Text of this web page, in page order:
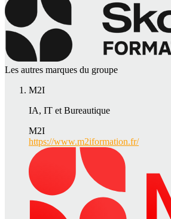
Les autres marques du groupe
M2I
IA, IT et Bureautique
M2I
https://www.m2iformation.fr/